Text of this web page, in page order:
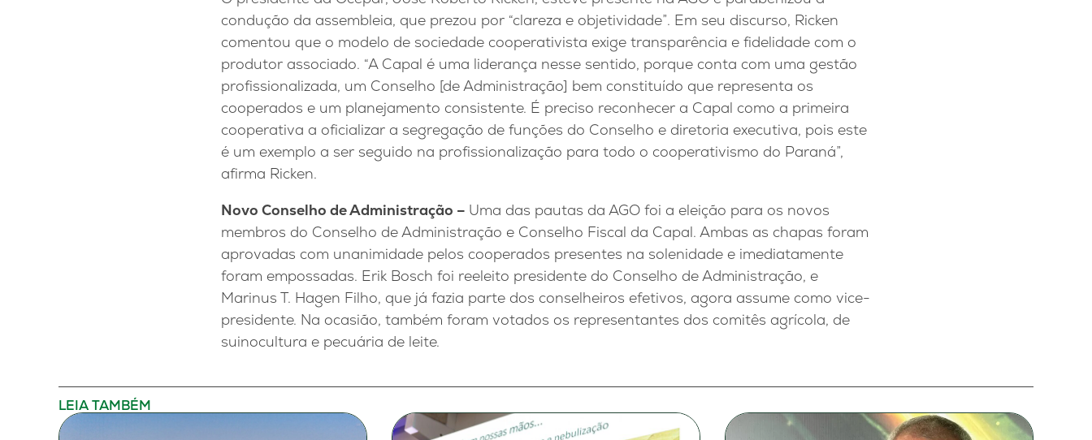
condução da assembleia, que prezou por “clareza e objetividade”. Em seu discurso, Ricken
comentou que o modelo de sociedade cooperativista exige transparência e fidelidade com o
produtor associado. “A Capal é uma liderança nesse sentido, porque conta com uma gestão
profissionalizada, um Conselho [de Administração] bem constituído que representa os
cooperados e um planejamento consistente. É preciso reconhecer a Capal como a primeira
cooperativa a oficializar a segregação de funções do Conselho e diretoria executiva, pois este
é um exemplo a ser seguido na profissionalização para todo o cooperativismo do Paraná”,
afirma Ricken.
Novo Conselho de Administração – Uma das pautas da AGO foi a eleição para os novos
membros do Conselho de Administração e Conselho Fiscal da Capal. Ambas as chapas foram
aprovadas com unanimidade pelos cooperados presentes na solenidade e imediatamente
foram empossadas. Erik Bosch foi reeleito presidente do Conselho de Administração, e
Marinus T. Hagen Filho, que já fazia parte dos conselheiros efetivos, agora assume como vice-
presidente. Na ocasião, também foram votados os representantes dos comitês agrícola, de
suinocultura e pecuária de leite.
LEIA TAMBÉM